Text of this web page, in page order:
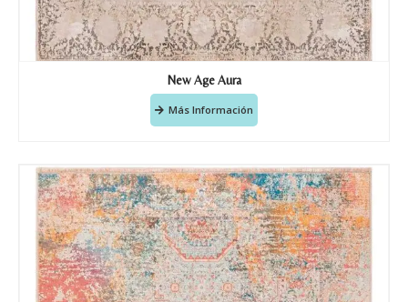
New Age Aura
Más Información